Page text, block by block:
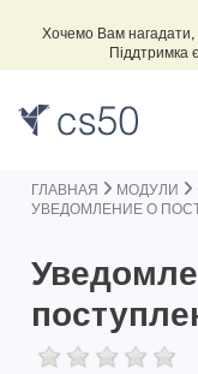
Хочемо Вам нагадати,
Піддтримка
ГЛАВНАЯ МОДУЛИ
УВЕДОМЛЕНИЕ О